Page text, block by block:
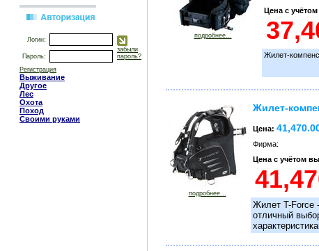
Логин:
Пароль:
забыли
пароль?
Регистрация
Выживание
Другое
Лес
Охота
Поход
Своими руками
подробнее...
Цена с
Жилет-
подробнее...
Жилет-
Цена:
Фирма:
Цена с учётом
Жилет T-Force
отличный